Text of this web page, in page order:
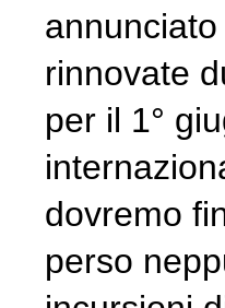
rinnovate
per il 1°
dovremo
perso